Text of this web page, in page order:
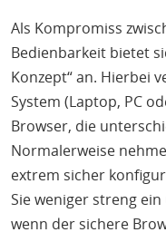
Als Kompromiss
Bedienbarkeit bietet
Konzept“ an. Hierbei
System (Laptop, PC
Browser, die
Normalerweise
extrem sicher
Sie weniger streng
wenn der sichere